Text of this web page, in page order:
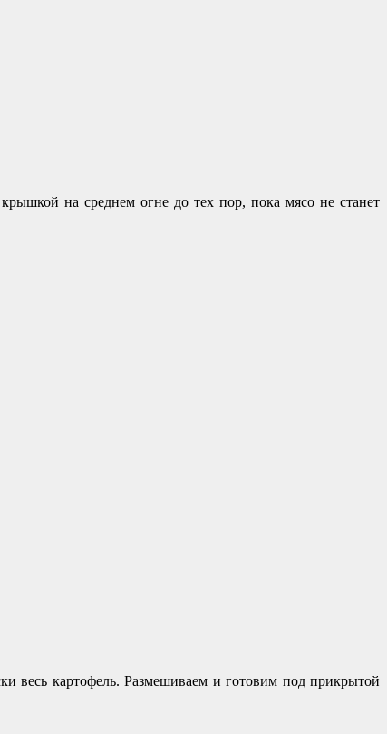
на среднем огне до тех пор, пока мясо не станет
весь картофель. Размешиваем и готовим под прикрытой